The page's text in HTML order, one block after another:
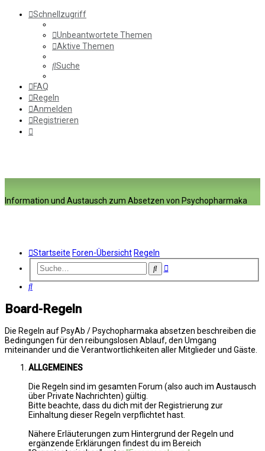
Schnellzugriff
Unbeantwortete Themen
Aktive Themen
Suche
FAQ
Regeln
Anmelden
Registrieren
Information und Austausch zum Absetzen von Psychopharmaka
Startseite Foren-Übersicht Regeln
SucheErweiterte
Suche
Board-Regeln
Die Regeln auf PsyAb / Psychopharmaka absetzen beschreiben die
Bedingungen für den reibungslosen Ablauf, den Umgang
miteinander und die Verantwortlichkeiten aller Mitglieder und Gäste.
ALLGEMEINES
Die Regeln sind im gesamten Forum (also auch im Austausch
über Private Nachrichten) gültig.
Bitte beachte, dass du dich mit der Registrierung zur
Einhaltung dieser Regeln verpflichtet hast.
Nähere Erläuterungen zum Hintergrund der Regeln und
ergänzende Erklärungen findest du im Bereich